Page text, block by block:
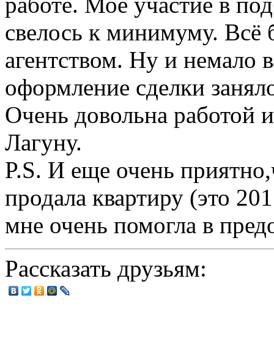
свелось к минимуму. Всё
агентством. Ну и немало
оформление сделки
Очень довольна работой
Лагуну.
P.S. И еще очень
продала квартиру (это
мне очень помогла в
Рассказать друзьям: